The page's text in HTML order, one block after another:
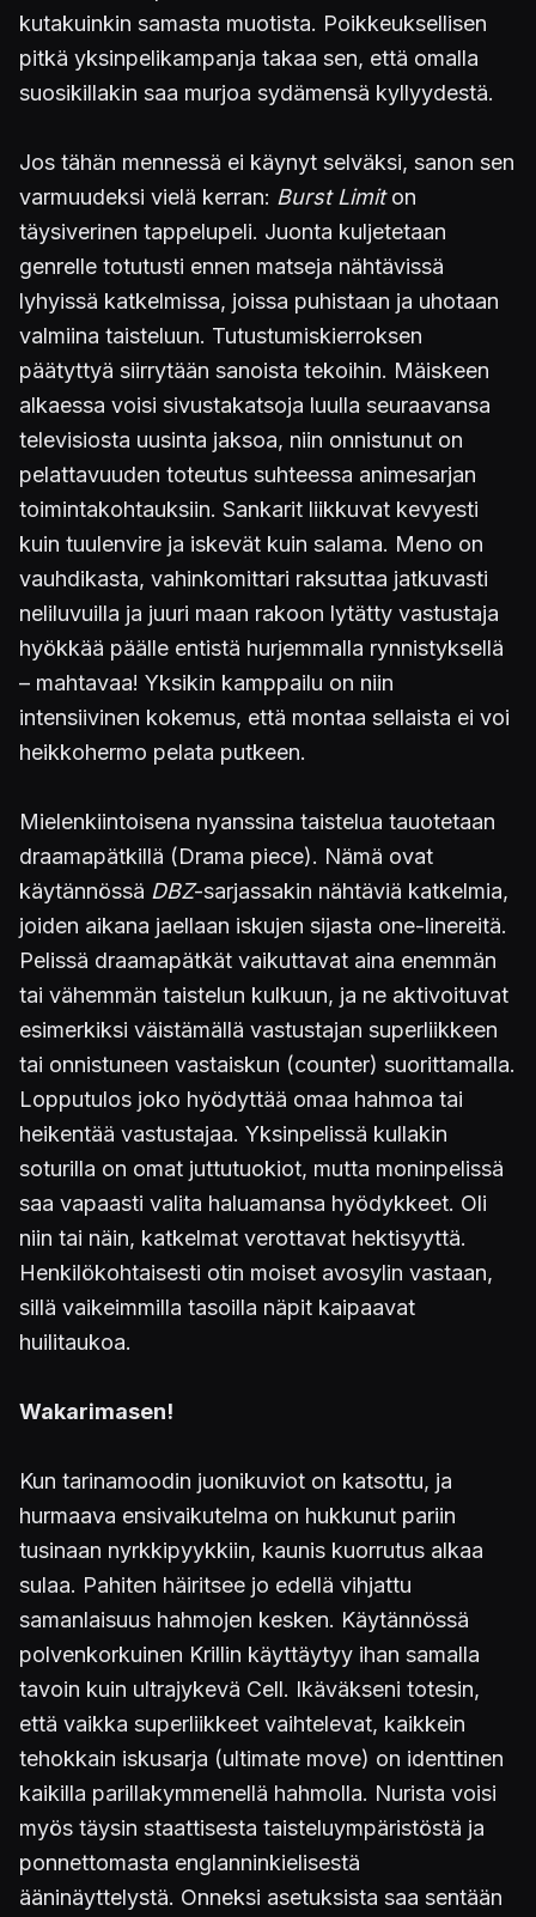
kutakuinkin samasta muotista. Poikkeuksellisen
pitkä yksinpelikampanja takaa sen, että omalla
suosikillakin saa murjoa sydämensä kyllyydestä.
Jos tähän mennessä ei käynyt selväksi, sanon sen
varmuudeksi vielä kerran: Burst Limiton
täysiverinen tappelupeli. Juonta kuljetetaan
genrelle totutusti ennen matseja nähtävissä
lyhyissä katkelmissa, joissa puhistaan ja uhotaan
valmiina taisteluun. Tutustumiskierroksen
päätyttyä siirrytään sanoista tekoihin. Mäiskeen
alkaessa voisi sivustakatsoja luulla seuraavansa
televisiosta uusinta jaksoa, niin onnistunut on
pelattavuuden toteutus suhteessa animesarjan
toimintakohtauksiin. Sankarit liikkuvat kevyesti
kuin tuulenvire ja iskevät kuin salama. Meno on
vauhdikasta, vahinkomittari raksuttaa jatkuvasti
neliluvuilla ja juuri maan rakoon lytätty vastustaja
hyökkää päälle entistä hurjemmalla rynnistyksellä
– mahtavaa! Yksikin kamppailu on niin
intensiivinen kokemus, että montaa sellaista ei voi
heikkohermo pelata putkeen.
Mielenkiintoisena nyanssina taistelua tauotetaan
draamapätkillä (Drama piece). Nämä ovat
käytännössä DBZ-sarjassakin nähtäviä katkelmia,
joiden aikana jaellaan iskujen sijasta one-linereitä.
Pelissä draamapätkät vaikuttavat aina enemmän
tai vähemmän taistelun kulkuun, ja ne aktivoituvat
esimerkiksi väistämällä vastustajan superliikkeen
tai onnistuneen vastaiskun (counter) suorittamalla.
Lopputulos joko hyödyttää omaa hahmoa tai
heikentää vastustajaa. Yksinpelissä kullakin
soturilla on omat juttutuokiot, mutta moninpelissä
saa vapaasti valita haluamansa hyödykkeet. Oli
niin tai näin, katkelmat verottavat hektisyyttä.
Henkilökohtaisesti otin moiset avosylin vastaan,
sillä vaikeimmilla tasoilla näpit kaipaavat
huilitaukoa.
Wakarimasen!
Kun tarinamoodin juonikuviot on katsottu, ja
hurmaava ensivaikutelma on hukkunut pariin
tusinaan nyrkkipyykkiin, kaunis kuorrutus alkaa
sulaa. Pahiten häiritsee jo edellä vihjattu
samanlaisuus hahmojen kesken. Käytännössä
polvenkorkuinen Krillin käyttäytyy ihan samalla
tavoin kuin ultrajykevä Cell. Ikäväkseni totesin,
että vaikka superliikkeet vaihtelevat, kaikkein
tehokkain iskusarja (ultimate move) on identtinen
kaikilla parillakymmenellä hahmolla. Nurista voisi
myös täysin staattisesta taisteluympäristöstä ja
ponnettomasta englanninkielisestä
ääninäyttelystä. Onneksi asetuksista saa sentään